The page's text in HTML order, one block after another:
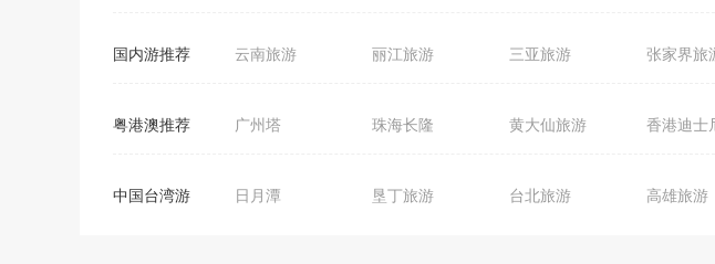
英国旅游 芬兰旅游 捷克旅游 清迈旅游
国内游推荐 云南旅游 丽江旅游 三亚旅游 张家界旅
昆明旅游 福建旅游 乌镇旅游 北京旅游
粤港澳推荐 广州塔 珠海长隆 黄大仙旅游 香港迪士
中国台湾游
日月潭 垦丁旅游 台北旅游 高雄旅游